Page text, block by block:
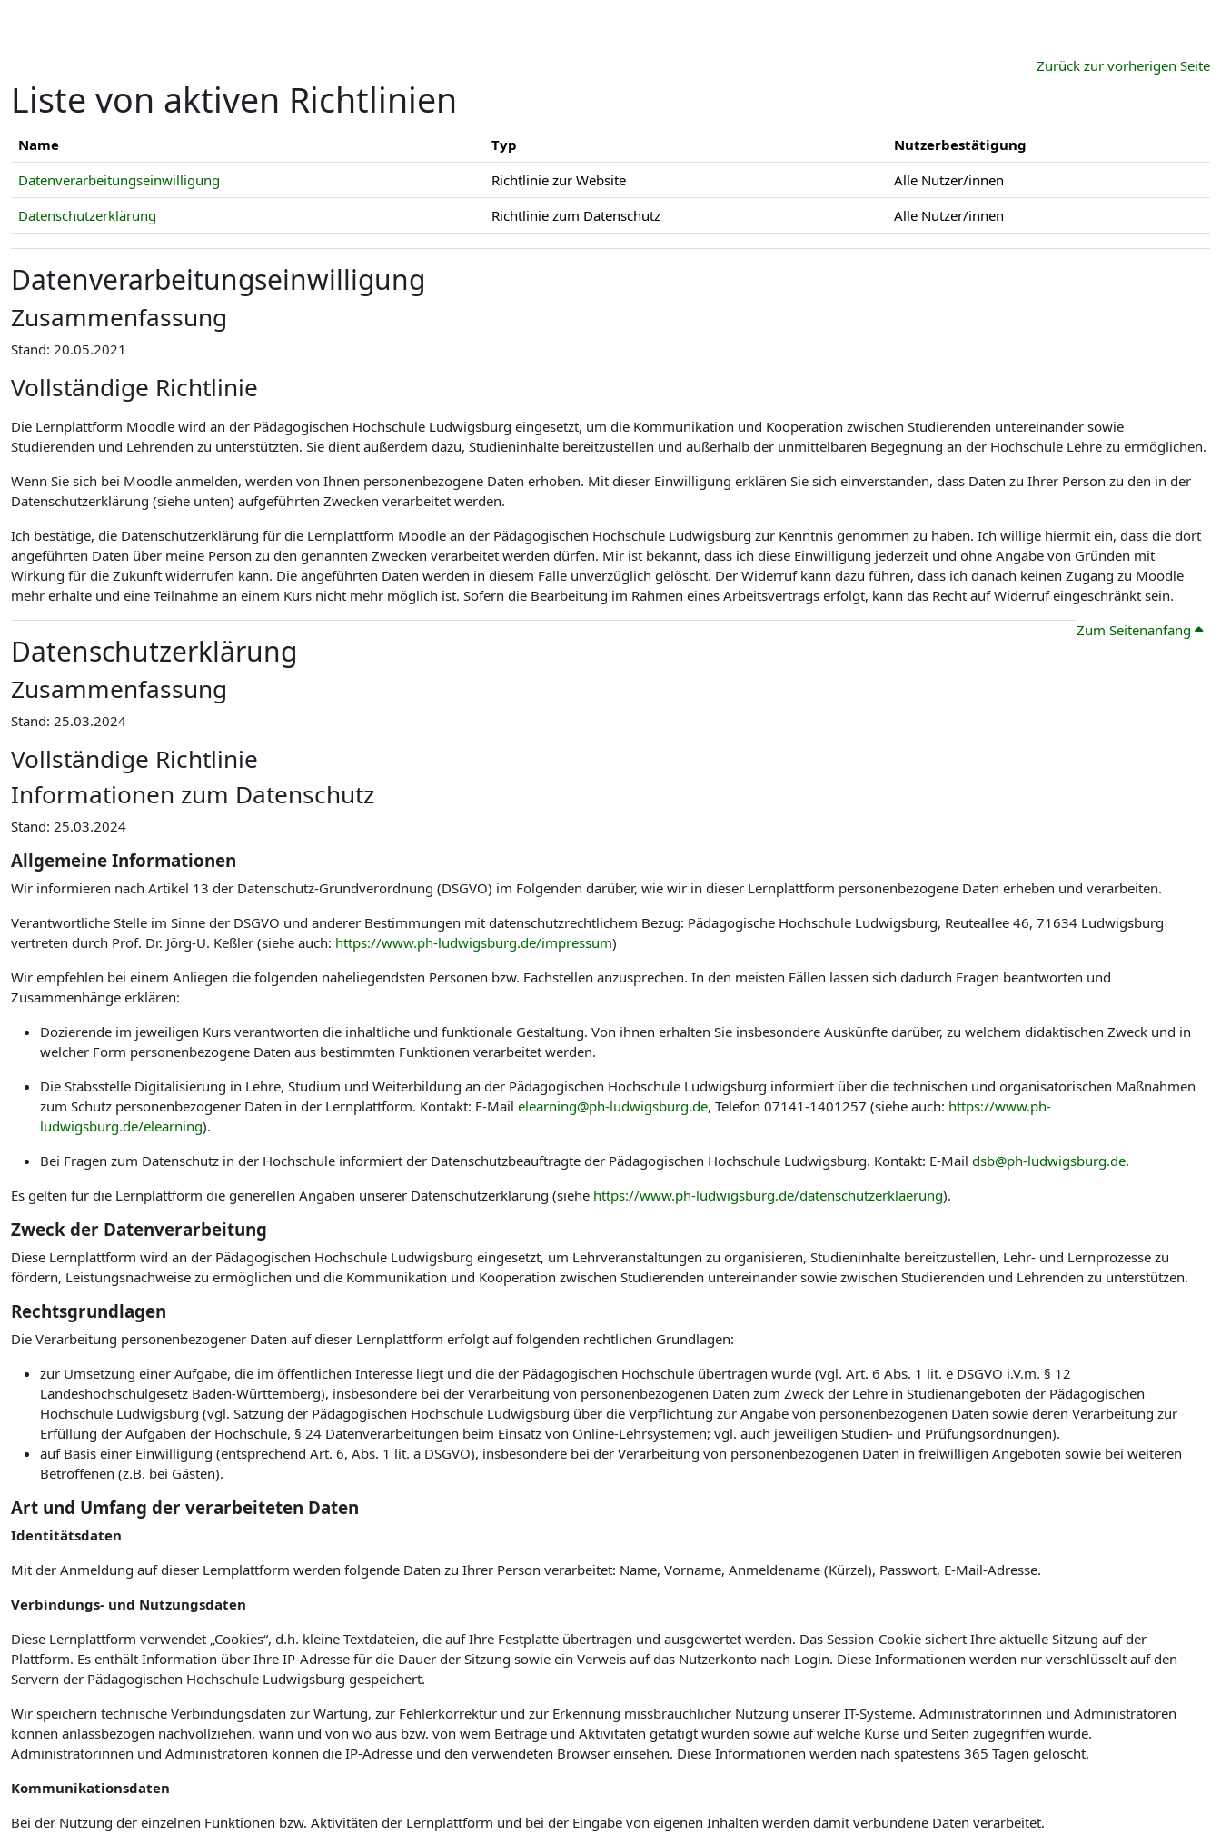
Zurück zur vorherigen Seite
Liste von aktiven Richtlinien
Name Typ
Nutzerbestätigung
Datenverarbeitungseinwilligung
Richtlinie zur Website
Alle Nutzer/innen
Datenschutzerklärung
Richtlinie zum Datenschutz Alle Nutzer/innen
Datenverarbeitungseinwilligung
Zusammenfassung
Stand: 20.05.2021
Vollständige Richtlinie
Die Lernplattform Moodle wird an der Pädagogischen Hochschule Ludwigsburg eingesetzt, um die Kommunikation und Kooperation zwischen Studierenden untereinander sowie
Studierenden und Lehrenden zu unterstützten. Sie dient außerdem dazu, Studieninhalte bereitzustellen und außerhalb der unmittelbaren Begegnung an der Hochschule Lehre zu ermöglichen.
Wenn Sie sich bei Moodle anmelden, werden von Ihnen personenbezogene Daten erhoben. Mit dieser Einwilligung erklären Sie sich einverstanden, dass Daten zu Ihrer Person zu den in der
Datenschutzerklärung (siehe unten) aufgeführten Zwecken verarbeitet werden.
Ich bestätige, die Datenschutzerklärung für die Lernplattform Moodle an der Pädagogischen Hochschule Ludwigsburg zur Kenntnis genommen zu haben. Ich willige hiermit ein, dass die dort
angeführten Daten über meine Person zu den genannten Zwecken verarbeitet werden dürfen. Mir ist bekannt, dass ich diese Einwilligung jederzeit und ohne Angabe von Gründen mit
Wirkung für die Zukunft widerrufen kann. Die angeführten Daten werden in diesem Falle unverzüglich gelöscht. Der Widerruf kann dazu führen, dass ich danach keinen Zugang zu Moodle
mehr erhalte und eine Teilnahme an einem Kurs nicht mehr möglich ist. Sofern die Bearbeitung im Rahmen eines Arbeitsvertrags erfolgt, kann das Recht auf Widerruf eingeschränkt sein.
Zum Seitenanfang
Datenschutzerklärung
Zusammenfassung
Stand: 25.03.2024
Vollständige Richtlinie
Informationen zum Datenschutz
Stand: 25.03.2024
Allgemeine Informationen
Wir informieren nach Artikel 13 der Datenschutz-Grundverordnung (DSGVO) im Folgenden darüber, wie wir in dieser Lernplattform personenbezogene Daten erheben und verarbeiten.
Verantwortliche Stelle im Sinne der DSGVO und anderer Bestimmungen mit datenschutzrechtlichem Bezug: Pädagogische Hochschule Ludwigsburg, Reuteallee 46, 71634 Ludwigsburg
vertreten durch Prof. Dr. Jörg-U. Keßler (siehe auch: https://www.ph-ludwigsburg.de/impressum)
Wir empfehlen bei einem Anliegen die folgenden naheliegendsten Personen bzw. Fachstellen anzusprechen. In den meisten Fällen lassen sich dadurch Fragen beantworten und
Zusammenhänge erklären:
Dozierende im jeweiligen Kurs verantworten die inhaltliche und funktionale Gestaltung. Von ihnen erhalten Sie insbesondere Auskünfte darüber, zu welchem didaktischen Zweck und in
welcher Form personenbezogene Daten aus bestimmten Funktionen verarbeitet werden.
Die Stabsstelle Digitalisierung in Lehre, Studium und Weiterbildung an der Pädagogischen Hochschule Ludwigsburg informiert über die technischen und organisatorischen Maßnahmen
zum Schutz personenbezogener Daten in der Lernplattform. Kontakt: E-Mail elearning@ph-ludwigsburg.de, Telefon 07141-1401257 (siehe auch: https://www.ph-
ludwigsburg.de/elearning).
Bei Fragen zum Datenschutz in der Hochschule informiert der Datenschutzbeauftragte der Pädagogischen Hochschule Ludwigsburg. Kontakt: E-Mail dsb@ph-ludwigsburg.de.
Es gelten für die Lernplattform die generellen Angaben unserer Datenschutzerklärung (siehe https://www.ph-ludwigsburg.de/datenschutzerklaerung).
Zweck der Datenverarbeitung
Diese Lernplattform wird an der Pädagogischen Hochschule Ludwigsburg eingesetzt, um Lehrveranstaltungen zu organisieren, Studieninhalte bereitzustellen, Lehr- und Lernprozesse zu
fördern, Leistungsnachweise zu ermöglichen und die Kommunikation und Kooperation zwischen Studierenden untereinander sowie zwischen Studierenden und Lehrenden zu unterstützen.
Rechtsgrundlagen
Die Verarbeitung personenbezogener Daten auf dieser Lernplattform erfolgt auf folgenden rechtlichen Grundlagen:
zur Umsetzung einer Aufgabe, die im öffentlichen Interesse liegt und die der Pädagogischen Hochschule übertragen wurde (vgl. Art. 6 Abs. 1 lit. e DSGVO i.V.m. § 12
Landeshochschulgesetz Baden-Württemberg), insbesondere bei der Verarbeitung von personenbezogenen Daten zum Zweck der Lehre in Studienangeboten der Pädagogischen
Hochschule Ludwigsburg (vgl. Satzung der Pädagogischen Hochschule Ludwigsburg über die Verpflichtung zur Angabe von personenbezogenen Daten sowie deren Verarbeitung zur
Erfüllung der Aufgaben der Hochschule, § 24 Datenverarbeitungen beim Einsatz von Online-Lehrsystemen; vgl. auch jeweiligen Studien- und Prüfungsordnungen).
auf Basis einer Einwilligung (entsprechend Art. 6, Abs. 1 lit. a DSGVO), insbesondere bei der Verarbeitung von personenbezogenen Daten in freiwilligen Angeboten sowie bei weiteren
Betroffenen (z.B. bei Gästen).
Art und Umfang der verarbeiteten Daten
Identitätsdaten
Mit der Anmeldung auf dieser Lernplattform werden folgende Daten zu Ihrer Person verarbeitet: Name, Vorname, Anmeldename (Kürzel), Passwort, E-Mail-Adresse.
Verbindungs- und Nutzungsdaten
Diese Lernplattform verwendet „Cookies“, d.h. kleine Textdateien, die auf Ihre Festplatte übertragen und ausgewertet werden. Das Session-Cookie sichert Ihre aktuelle Sitzung auf der
Plattform. Es enthält Information über Ihre IP-Adresse für die Dauer der Sitzung sowie ein Verweis auf das Nutzerkonto nach Login. Diese Informationen werden nur verschlüsselt auf den
Servern der Pädagogischen Hochschule Ludwigsburg gespeichert.
Wir speichern technische Verbindungsdaten zur Wartung, zur Fehlerkorrektur und zur Erkennung missbräuchlicher Nutzung unserer IT-Systeme. Administratorinnen und Administratoren
können anlassbezogen nachvollziehen, wann und von wo aus bzw. von wem Beiträge und Aktivitäten getätigt wurden sowie auf welche Kurse und Seiten zugegriffen wurde.
Administratorinnen und Administratoren können die IP-Adresse und den verwendeten Browser einsehen. Diese Informationen werden nach spätestens 365 Tagen gelöscht.
Kommunikationsdaten
Bei der Nutzung der einzelnen Funktionen bzw. Aktivitäten der Lernplattform und bei der Eingabe von eigenen Inhalten werden damit verbundene Daten verarbeitet.